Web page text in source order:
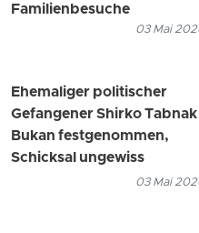
Familienbesuche
03 Mai
Ehemaliger politischer
Gefangener Shirko Tabnak
Bukan festgenommen,
Schicksal ungewiss
03 Mai